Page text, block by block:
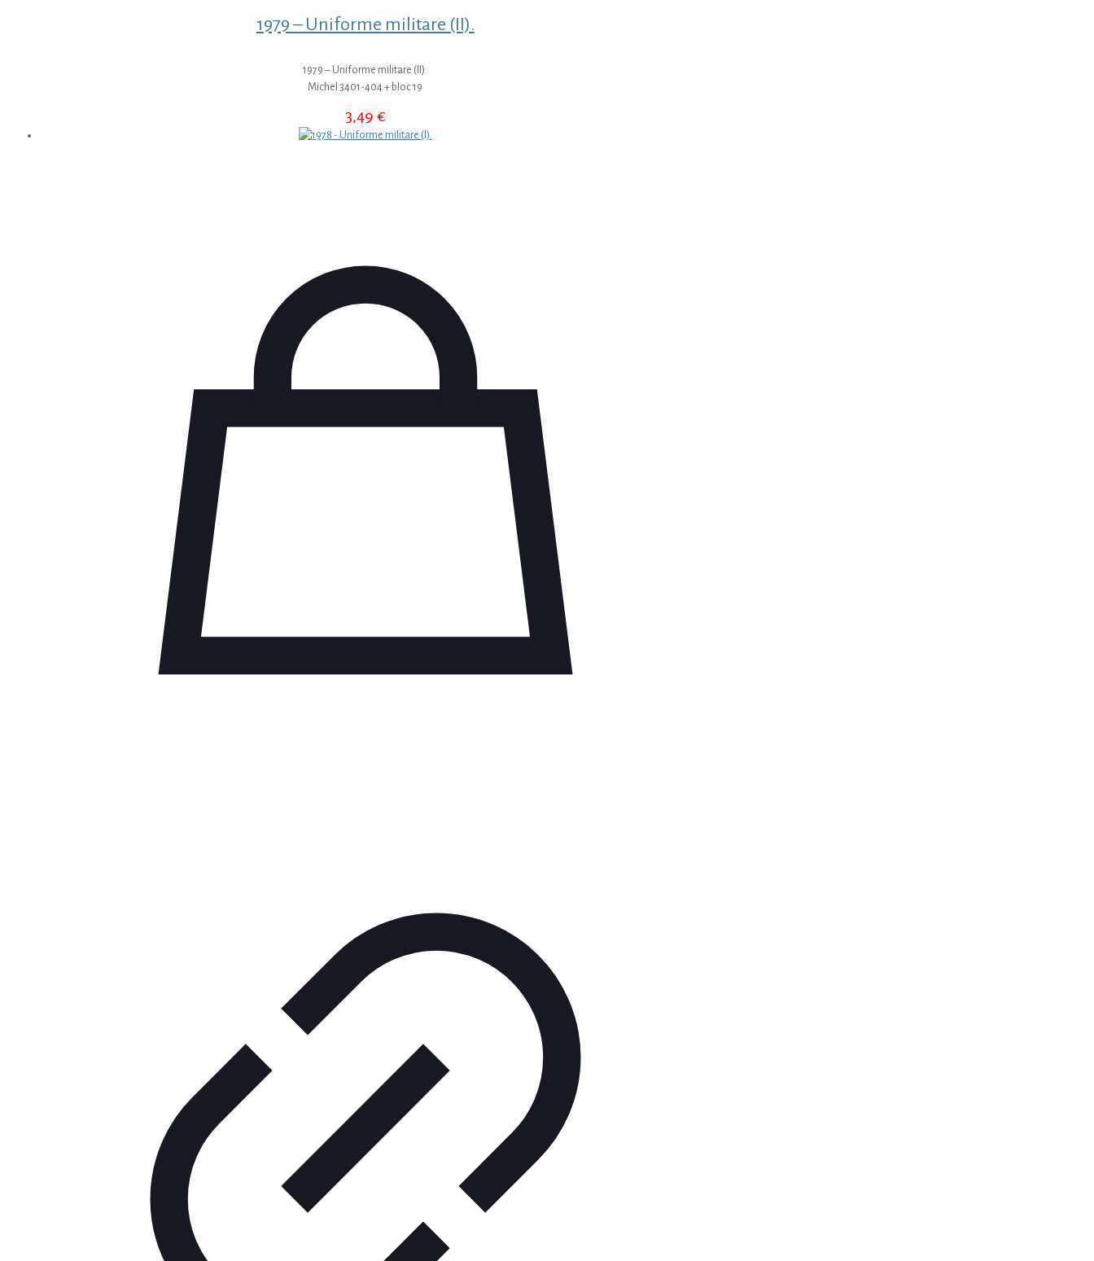
1979 – Uniforme militare (II).
1979 – Uniforme militare (II).
Michel 3401-404 + bloc 19
3,49 €